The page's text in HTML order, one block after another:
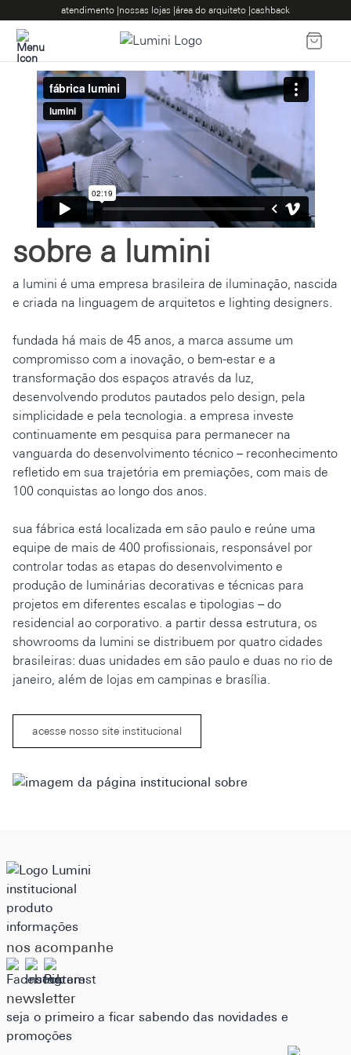
atendimento |nossas lojas |área do arquiteto |cashback
sobre a lumini
a lumini é uma empresa brasileira de iluminação, nascida
e criada na linguagem de arquitetos e lighting designers.
fundada há mais de 45 anos, a marca assume um
compromisso com a inovação, o bem-estar e a
transformação dos espaços através da luz,
desenvolvendo produtos pautados pelo design, pela
simplicidade e pela tecnologia. a empresa investe
continuamente em pesquisa para permanecer na
vanguarda do desenvolvimento técnico – reconhecimento
refletido em sua trajetória em premiações, com mais de
100 conquistas ao longo dos anos.
sua fábrica está localizada em são paulo e reúne uma
equipe de mais de 400 profissionais, responsável por
controlar todas as etapas do desenvolvimento e
produção de luminárias decorativas e técnicas para
projetos em diferentes escalas e tipologias – do
residencial ao corporativo. a partir dessa estrutura, os
showrooms da lumini se distribuem por quatro cidades
brasileiras: duas unidades em são paulo e duas no rio de
janeiro, além de lojas em campinas e brasília.
acesse nosso site institucional
institucional
produto
informações
nos acompanhe
newsletter
seja o primeiro a ficar sabendo das novidades e
promoções